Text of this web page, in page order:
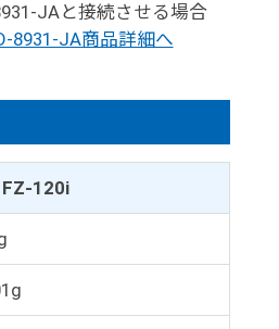
JAと接続させる場合
8931-JA商品詳細へ
FZ-120i